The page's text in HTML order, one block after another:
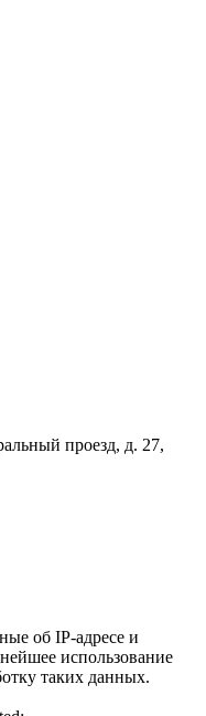
проезд, д. 27,
об IP-адресе и
использование
таких данных.